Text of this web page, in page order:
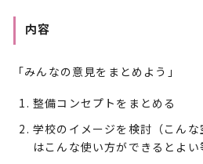
内容
「みんなの意見をまとめよう」
整備コンセプトをまとめる
学校のイメージを検討（こん
はこんな使い方ができるとよい